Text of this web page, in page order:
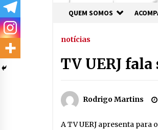
QUEM SOMOS
notícias
TV UERJ
Rodrigo Martins
A TV UERJ apresenta